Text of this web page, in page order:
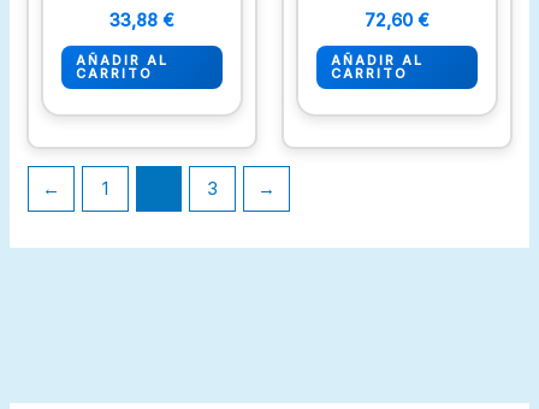
33,88€
AÑADIR AL
CARRITO
72,60 €
AÑADIR AL
CARRITO
← 1 3 →